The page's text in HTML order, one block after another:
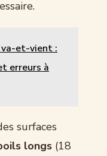
et-vient :
erreurs à
surfaces
longs (18